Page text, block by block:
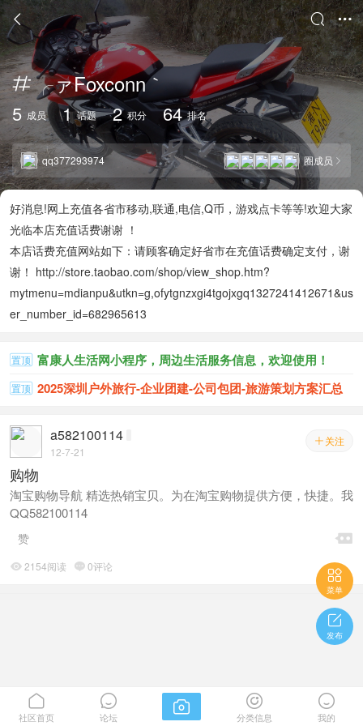
 

╭ァFoxconn｀
5 成员 1 话题 2 积分 64 排名
qq377293974 圈成员 
好消息!网上充值各省市移动,联通,电信,Q币，游戏点卡等等!欢迎大家
光临本店充值话费谢谢 ！
本店话费充值网站如下：请顾客确定好省市在充值话费确定支付，谢
谢！ http://store.taobao.com/shop/view_shop.htm?
mytmenu=mdianpu&utkn=g,ofytgnzxgi4tgojxgq1327241412671&us
er_number_id=682965613
置顶 富康人生活网小程序，周边生活服务信息，欢迎使用！
置顶 2025深圳户外旅行-企业团建-公司包团-旅游策划方案汇总
 关注
a582100114
12-7-21
购物
淘宝购物导航 精选热销宝贝。为在淘宝购物提供方便，快捷。我
QQ582100114

赞
 2154阅读 0评论

菜单

发布

社区首页

论坛
 
分类信息

我的